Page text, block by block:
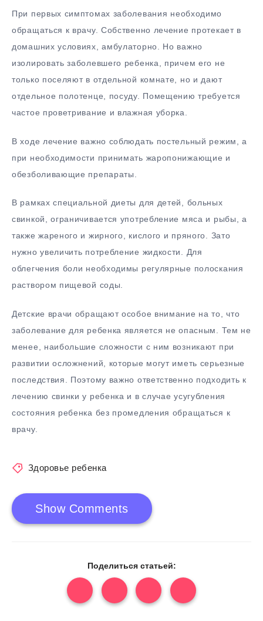
При первых симптомах заболевания необходимо
обращаться к врачу. Собственно лечение протекает в
домашних условиях, амбулаторно. Но важно
изолировать заболевшего ребенка, причем его не
только поселяют в отдельной комнате, но и дают
отдельное полотенце, посуду. Помещению требуется
частое проветривание и влажная уборка.
В ходе лечение важно соблюдать постельный режим, а
при необходимости принимать жаропонижающие и
обезболивающие препараты.
В рамках специальной диеты для детей, больных
свинкой, ограничивается употребление мяса и рыбы, а
также жареного и жирного, кислого и пряного. Зато
нужно увеличить потребление жидкости. Для
облегчения боли необходимы регулярные полоскания
раствором пищевой соды.
Детские врачи обращают особое внимание на то, что
заболевание для ребенка является не опасным. Тем не
менее, наибольшие сложности с ним возникают при
развитии осложнений, которые могут иметь серьезные
последствия. Поэтому важно ответственно подходить к
лечению свинки у ребенка и в случае усугубления
состояния ребенка без промедления обращаться к
врачу.
Здоровье ребенка
Show Comments
Поделиться статьей: